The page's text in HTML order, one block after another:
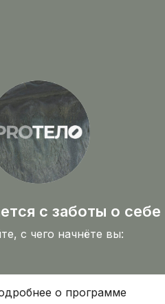
с заботы о себе
с чего начнёте вы:
о программе